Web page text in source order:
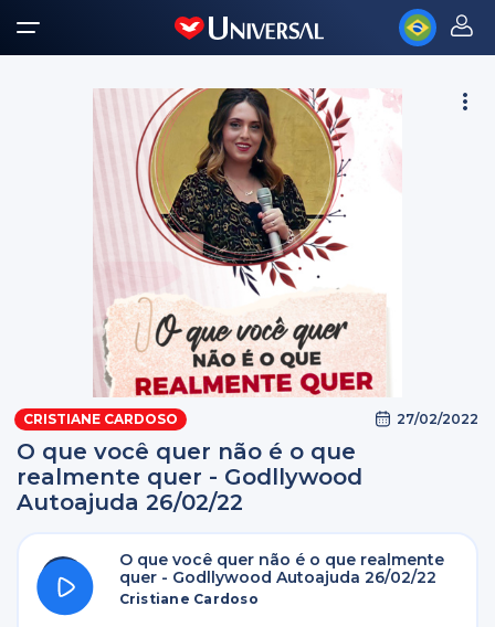
CRISTIANE CARDOSO 27/02/2022
O que você quer não é o que
realmente quer - Godllywood
Autoajuda 26/02/22
O que você quer não é o que realmente
quer - Godllywood Autoajuda 26/02/22
Cristiane Cardoso